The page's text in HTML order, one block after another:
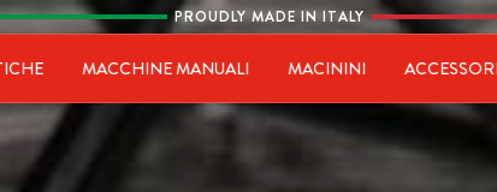
PROUDLY MADE IN ITALY
MACCHINE MANUALI MACININI